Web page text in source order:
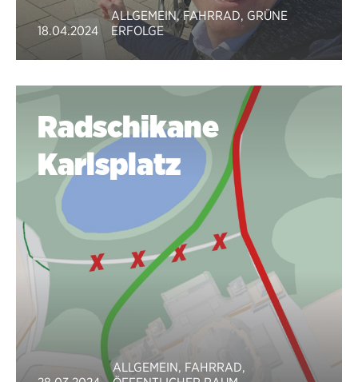
18.04.2024
ALLGEMEIN,FAHRRAD, GRÜNE
ERFOLGE
Radschikane
Karlsplatz
ALLGEMEIN, FAHRRAD,